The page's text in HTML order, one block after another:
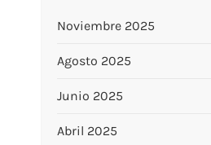
Noviembre 2025
Agosto 2025
Junio 2025
Abril 2025